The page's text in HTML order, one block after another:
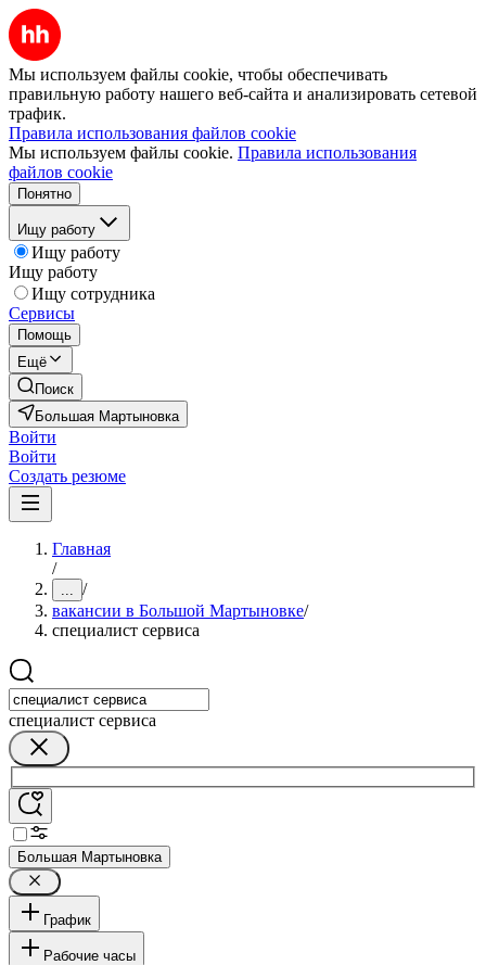
Мы используем файлы cookie, чтобы обеспечивать
правильную работу нашего веб-сайта и анализировать сетевой
трафик.
Правила использования файлов cookie
Мы используем файлы cookie. Правила использования
файлов cookie
Понятно
Ищу работу
Ищу работу
Ищу работу
Ищу сотрудника
Сервисы
Помощь
Ещё
Поиск
Большая Мартыновка
Войти
Войти
Создать резюме
Главная
/
... /
вакансии в Большой Мартыновке/
специалист сервиса
специалист сервиса
Большая Мартыновка
График
Рабочие часы